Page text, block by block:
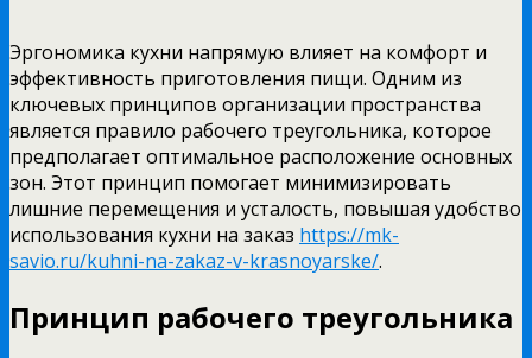
Эргономика кухни напрямую влияет на комфорт и
эффективность приготовления пищи. Одним из
ключевых принципов организации пространства
является правило рабочего треугольника, которое
предполагает оптимальное расположение основных
зон. Этот принцип помогает минимизировать
лишние перемещения и усталость, повышая удобство
использования кухни на заказ https://mk-
savio.ru/kuhni-na-zakaz-v-krasnoyarske/.
Принцип рабочего треугольника